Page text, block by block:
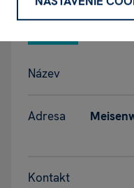
GPSR -
Název
Adresa
Kontakt